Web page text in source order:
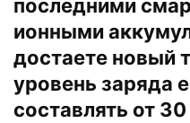
последними
ионными
достаете новый
уровень заряда
составлять от